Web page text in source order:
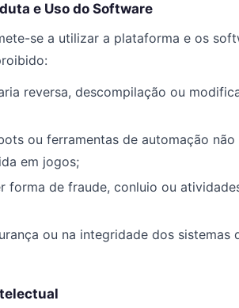
e Uso do Software
se a utilizar a plataforma e os
reversa, descompilação ou
ou ferramentas de automação
em jogos;
forma de fraude, conluio ou
ou na integridade dos sistemas